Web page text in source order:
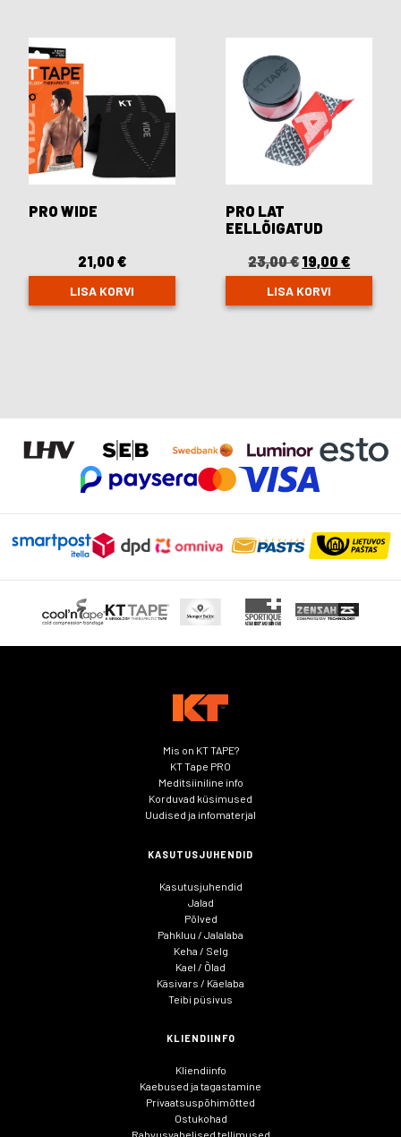
PRO WIDE
21,00 €
LISA KORVI
PRO LAT
EELLÕIGATUD
23,00€Original
price
was:
23,00 €.
19,00€
price
19,00
LISA KORVI
Mis on KT TAPE?
KT Tape PRO
Meditsiiniline info
Korduvad küsimused
Uudised ja infomaterjal
KASUTUSJUHENDID
Kasutusjuhendid
Jalad
Põlved
Pahkluu / Jalalaba
Keha / Selg
Kael / Õlad
Käsivars / Käelaba
Teibi püsivus
KLIENDIINFO
Kliendiinfo
Kaebused ja tagastamine
Privaatsuspõhimõtted
Ostukohad
Rahvusvahelised tellimused